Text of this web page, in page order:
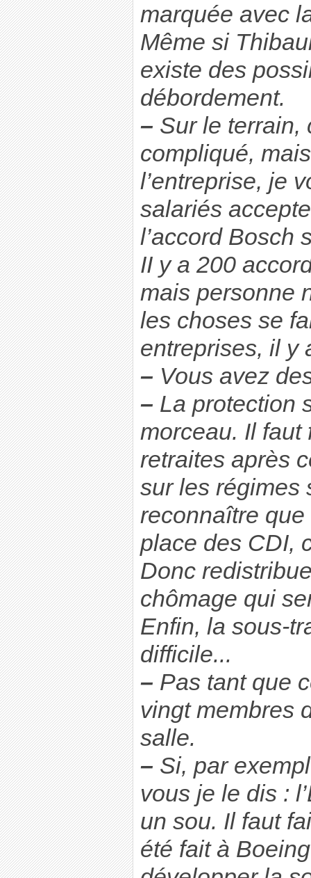
marquée avec
Même si
existe des
débordement.
– Sur le terrain,
compliqué,
l’entreprise, je
salariés
l’accord Bosch
II y a 200
mais personne
les choses se
entreprises, il y
– Vous avez
– La protection
morceau. Il faut
retraites après
sur les régimes
reconnaître
place des CDI,
Donc
chômage qui
Enfin, la sous-
difficile...
– Pas tant que
vingt membres
salle.
– Si, par
vous je le dis :
un sou. Il faut
été fait à